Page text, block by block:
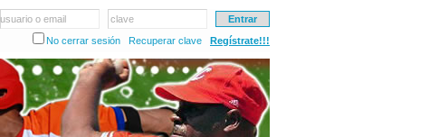
usuario o email
clave
No cerrar sesión
Recuperar clave Regístrate!!!